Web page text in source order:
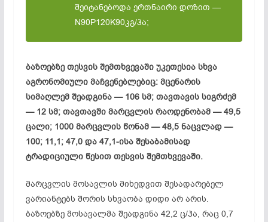
შეიტანებოდა ერთნაირი დოზით —
N90P120K90კგ/ჰა;
ბაზოებზე თესვის შემთხვევაში უკეთესია სხვა
აგრონომიული მაჩვენებლებიც: მცენარის
სიმაღლემ შეადგინა — 106 სმ; თავთავის სიგრძემ
— 12 სმ; თავთავში მარცვლის რაოდენობამ — 49,5
ცალი; 1000 მარცვლის წონამ — 48,5 ნაცვლად —
100; 11,1; 47,0 და 47,1-ისა შესაბამისად
ტრადიციული წესით თესვის შემთხვევაში.
მარცვლის მოსავლის მიხედვით შესადარებელ
ვარიანტებს შორის სხვაობა დიდი არ არის.
ბაზოებზე მოსავალმა შეადგინა 42,2 ც/ჰა, რაც 0,7